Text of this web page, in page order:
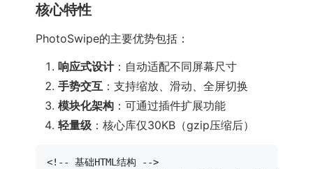
核心特性
PhotoSwipe的主要优势包括：
响应式设计：自动适配不同屏幕尺寸
手势交互 ：支持缩放、滑动、全屏切换
模块化架构 ：可通过插件扩展功能
轻量级 ：核心库仅30KB（gzip压缩后）
<!-- 基础HTML结构 -->